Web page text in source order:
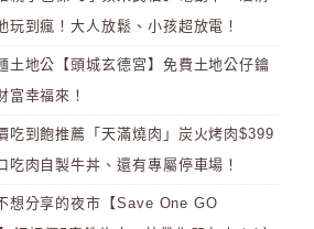
玩到瘋！大人放鬆、小孩超放電！
土地公【頭城玄德宮】免費土地公仔鑰
富幸福來！
吃到飽推薦「天滿燒肉」炭火烤肉$399
吃肉自製牛丼、還有專屬停車場！
想分享的夜市【Save One GO